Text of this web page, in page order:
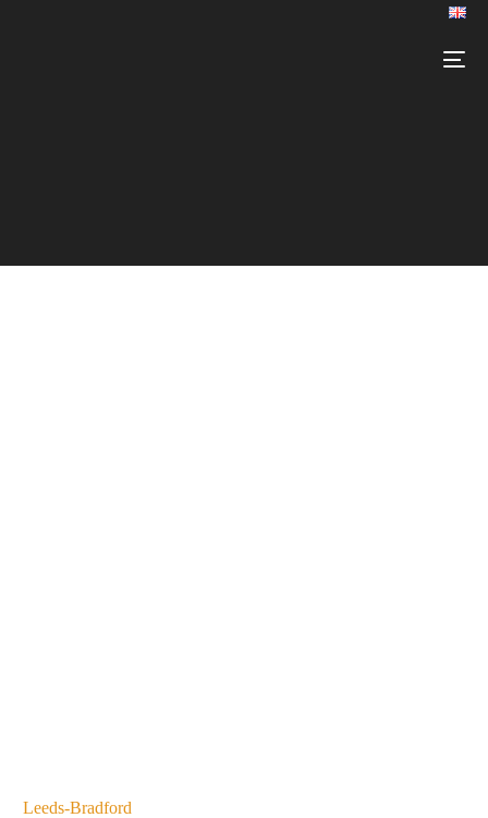
Leeds-Bradford